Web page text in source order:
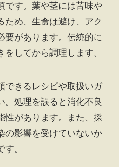
です。葉や茎には苦味や
ため、生食は避け、アク
要があります。伝統的に
してから調理します。
できるレシピや取扱いガ
。処理を誤ると消化不良
性があります。また、採
の影響を受けていないか
。